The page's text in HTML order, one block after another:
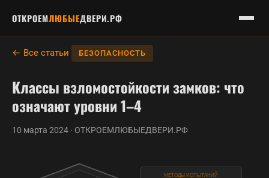
ОТКРОЕМЛЮБЫЕДВЕРИ.РФ
← Все статьи БЕЗОПАСНОСТЬ
Классы взломостойкости замков: что
означают уровни 1–4
10 марта 2024 · ОТКРОЕМЛЮБЫЕДВЕРИ.РФ